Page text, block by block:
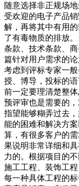
随意选择非正规场
受欢迎的电子产品
解，再将其中有用
了有毒物质的排放
条款、技术条款、
篇针对用户需求的
考虑到评标专家一
授、博导，投标的
前一定要理清楚整
预评审也是需要的
指望能够糊弄过去
能的困难和解决方
算，有很多客户的
果说明非常详细和
力的。根据项目的
施工工程、装饰工
每一种具体工程的